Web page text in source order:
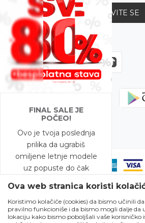
FINAL SALE JE
POČEO!
Ovo je tvoja poslednja
prilika da ugrabiš
omiljene letnje modele
uz popuste do čak
A to nije sve – na
modele snižene do
PRIJAVITE SE
Zapratite nas
Nastojimo da budemo što precizniji u opisu
samih cena, ali ne možemo garantovati da su
Ova web stranica koristi
Koristimo kolačiće (cookies) da bismo učinili
pravilno funkcioniše i da bismo mogli dalje da
lokaciju kako bismo poboljšali vaše korisničko